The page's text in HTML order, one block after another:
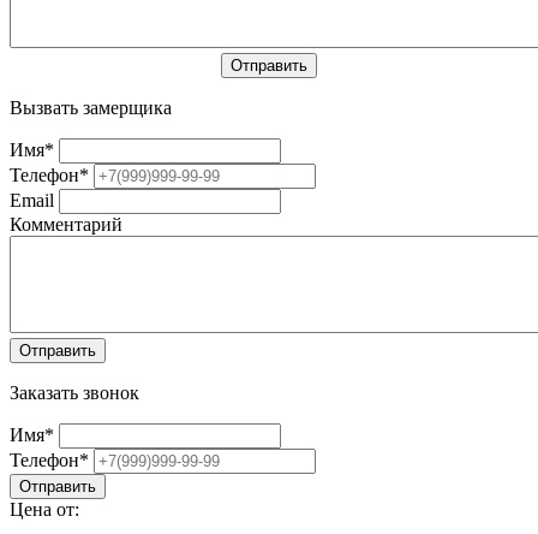
Вызвать замерщика
Имя*
Телефон*
Email
Комментарий
Заказать звонок
Имя*
Телефон*
Цена от: